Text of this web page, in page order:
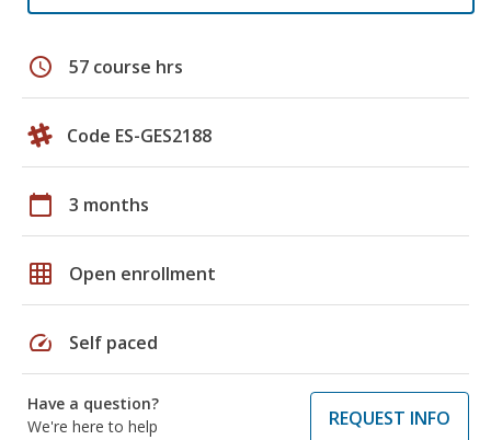
schedule 57 course hrs
Code ES-GES2188
calendar_today 3 months
grid_on Open enrollment
speed Self paced
Have a question?
We're here to help
REQUEST INFO